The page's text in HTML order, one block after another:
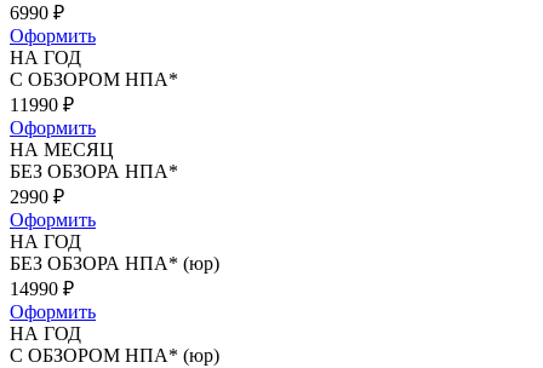
6990 ₽
Оформить
НА ГОД
С ОБЗОРОМ НПА*
11990 ₽
Оформить
НА МЕСЯЦ
БЕЗ ОБЗОРА НПА*
2990 ₽
Оформить
НА ГОД
БЕЗ ОБЗОРА НПА* (юр)
14990 ₽
Оформить
НА ГОД
С ОБЗОРОМ НПА* (юр)